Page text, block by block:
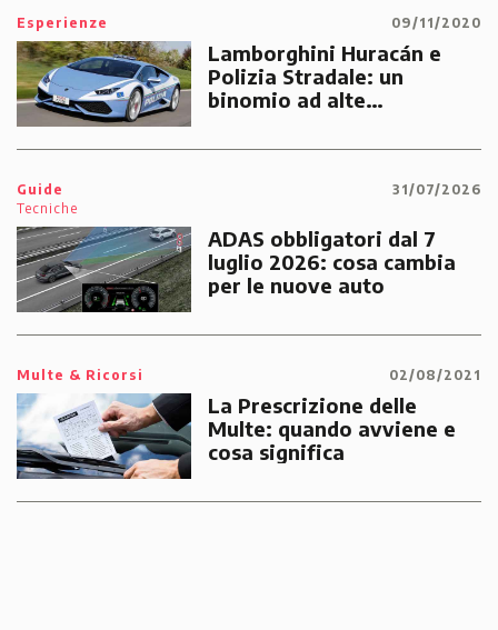
Esperienze 09/11/2020
Lamborghini Huracán e
Polizia Stradale: un
binomio ad alte
emergenze dei cittadini
Guide
Tecniche
31/07/2026
ADAS obbligatori dal 7
luglio 2026: cosa cambia
per le nuove auto
Multe & Ricorsi 02/08/2021
La Prescrizione delle
Multe: quando avviene e
cosa significa